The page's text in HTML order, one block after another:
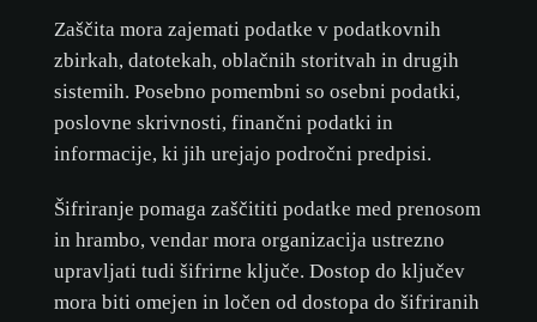
Zaščita mora zajemati podatke v podatkovnih
zbirkah, datotekah, oblačnih storitvah in drugih
sistemih. Posebno pomembni so osebni podatki,
poslovne skrivnosti, finančni podatki in
informacije, ki jih urejajo področni predpisi.
Šifriranje pomaga zaščititi podatke med prenosom
in hrambo, vendar mora organizacija ustrezno
upravljati tudi šifrirne ključe. Dostop do ključev
mora biti omejen in ločen od dostopa do šifriranih